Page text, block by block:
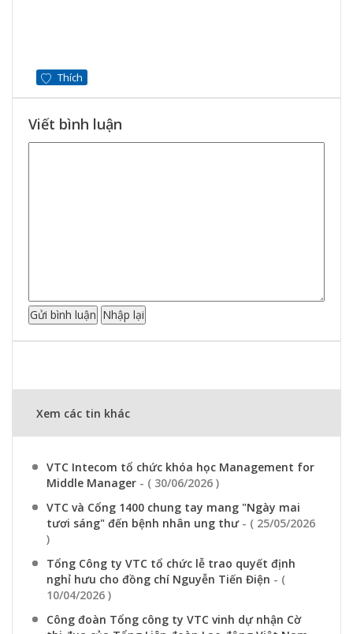
Thích
Viết bình luận
Xem các tin khác
VTC Intecom tổ chức khóa học Management for
Middle Manager - ( 30/06/2026 )
VTC và Cổng 1400 chung tay mang "Ngày mai
tươi sáng" đến bệnh nhân ung thư - ( 25/05/2026
)
Tổng Công ty VTC tổ chức lễ trao quyết định
nghỉ hưu cho đồng chí Nguyễn Tiến Điện - (
10/04/2026 )
Công đoàn Tổng công ty VTC vinh dự nhận Cờ